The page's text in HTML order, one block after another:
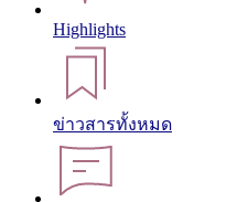
Highlights
ข่าวสารทั้งหมด